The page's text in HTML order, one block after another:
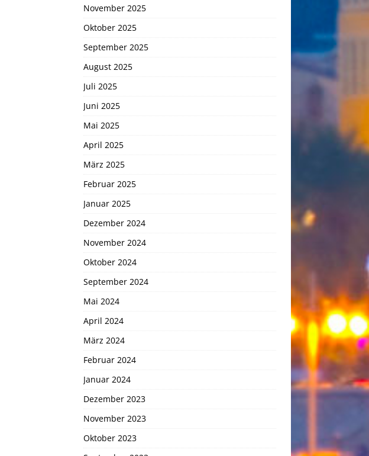
November 2025
Oktober 2025
September 2025
August 2025
Juli 2025
Juni 2025
Mai 2025
April 2025
März 2025
Februar 2025
Januar 2025
Dezember 2024
November 2024
Oktober 2024
September 2024
Mai 2024
April 2024
März 2024
Februar 2024
Januar 2024
Dezember 2023
November 2023
Oktober 2023